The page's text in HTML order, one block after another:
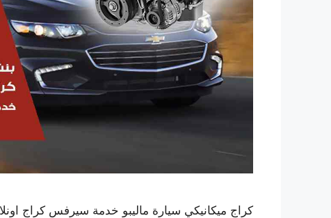
كراج ميكانيكي سيارة ماليبو خدمة سيرفس كراج